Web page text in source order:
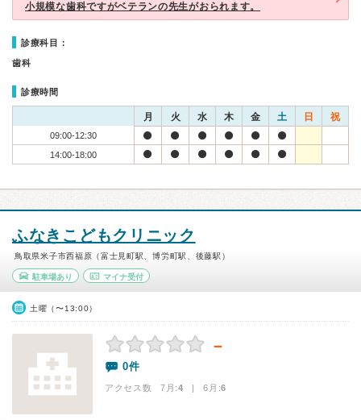
小規模な歯科ですがベテランの先生がおられます。
診療科目：
歯科
診療時間
月 火 水 木 金 土 日 祝
09:00-12:30
14:00-18:00
ふなきこどもクリニック
鳥取県米子市西福原（富士見町駅、博労町駅、後藤駅）
駐車場あり マイナ受付
土曜（〜13:00）
－
0件
アクセス数 7月:4 | 6月:6